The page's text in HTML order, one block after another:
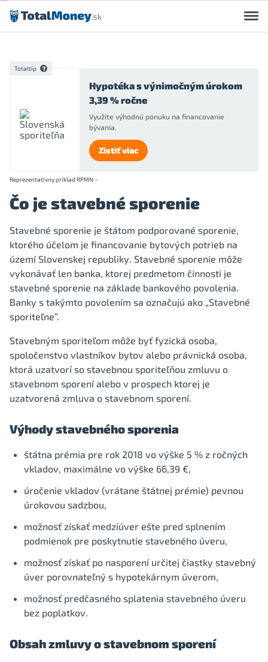
Preskočiť na obsah
Totaltip
Hypotéka s výnimočným úrokom
3,39 % ročne
Využite výhodnú ponuku na financovanie
bývania.
Zistiť viac
Reprezentatívny príklad RPMN
Čo je stavebné sporenie
Stavebné sporenie je štátom podporované sporenie,
ktorého účelom je financovanie bytových potrieb na
území Slovenskej republiky. Stavebné sporenie môže
vykonávať len banka, ktorej predmetom činnosti je
stavebné sporenie na základe bankového povolenia.
Banky s takýmto povolením sa označujú ako „Stavebné
sporiteľne“.
Stavebným sporiteľom môže byť fyzická osoba,
spoločenstvo vlastníkov bytov alebo právnická osoba,
ktorá uzatvorí so stavebnou sporiteľňou zmluvu o
stavebnom sporení alebo v prospech ktorej je
uzatvorená zmluva o stavebnom sporení.
Výhody stavebného sporenia
štátna prémia pre rok 2018 vo výške 5 % z ročných
vkladov, maximálne vo výške 66,39 €,
úročenie vkladov (vrátane štátnej prémie) pevnou
úrokovou sadzbou,
možnosť získať medziúver ešte pred splnením
podmienok pre poskytnutie stavebného úveru,
možnosť získať po nasporení určitej čiastky stavebný
úver porovnateľný s hypotekárnym úverom,
možnosť predčasného splatenia stavebného úveru
bez poplatkov.
Obsah zmluvy o stavebnom sporení